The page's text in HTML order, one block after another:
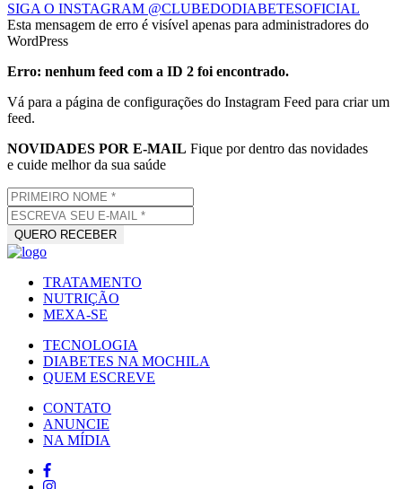
SIGA O INSTAGRAM @CLUBEDODIABETESOFICIAL
Esta mensagem de erro é visível apenas para administradores do
WordPress
Erro: nenhum feed com a ID 2 foi encontrado.
Vá para a página de configurações do Instagram Feed para criar um
feed.
NOVIDADES POR E-MAIL Fique por dentro das novidades
e cuide melhor da sua saúde
TRATAMENTO
NUTRIÇÃO
MEXA-SE
TECNOLOGIA
DIABETES NA MOCHILA
QUEM ESCREVE
CONTATO
ANUNCIE
NA MÍDIA